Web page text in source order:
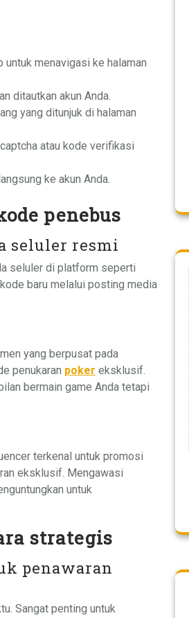
untuk menavigasi ke halaman
ditautkan akun Anda.
yang ditunjuk di halaman
atau kode verifikasi
ke akun Anda.
penebus
seluler resmi
seluler di platform seperti
baru melalui posting media
yang berpusat pada
penukaran poker eksklusif.
bermain game Anda tetapi
terkenal untuk promosi
eksklusif. Mengawasi
untuk
strategis
penawaran
Sangat penting untuk